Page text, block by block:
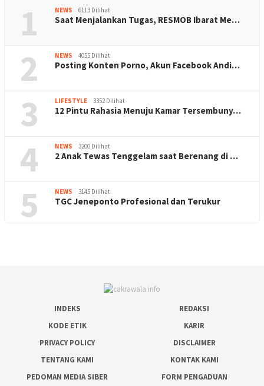
1 NEWS 6113 Dilihat
Saat Menjalankan Tugas, RESMOB Ibarat Me…
2 NEWS 4055 Dilihat
Posting Konten Porno, Akun Facebook Andi…
3 LIFESTYLE 3352 Dilihat
12 Pintu Rahasia Menuju Kamar Tersembuny…
4 NEWS 3200 Dilihat
2 Anak Tewas Tenggelam saat Berenang di …
5 NEWS 3145 Dilihat
TGC Jeneponto Profesional dan Terukur
INDEKS
REDAKSI
KODE ETIK
KARIR
PRIVACY POLICY
DISCLAIMER
TENTANG KAMI
KONTAK KAMI
PEDOMAN MEDIA SIBER
FORM PENGADUAN